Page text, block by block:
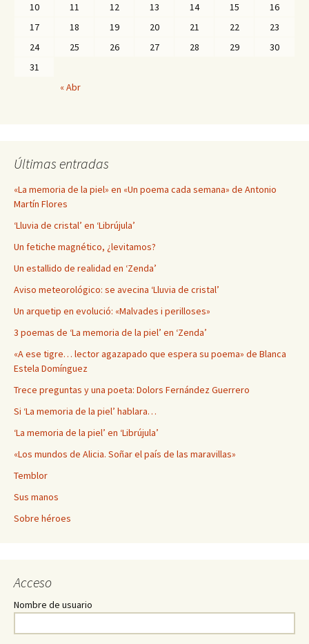
10
11 12 13 14 15
16
17
18 19 20 21 22
23
24
25 26 27 28 29
30
31
« Abr
Últimas entradas
«La memoria de la piel» en «Un poema cada semana» de Antonio
Martín Flores
‘Lluvia de cristal’ en ‘Librújula’
Un fetiche magnético, ¿levitamos?
Un estallido de realidad en ‘Zenda’
Aviso meteorológico: se avecina ‘Lluvia de cristal’
Un arquetip en evolució: «Malvades i perilloses»
3 poemas de ‘La memoria de la piel’ en ‘Zenda’
«A ese tigre… lector agazapado que espera su poema» de Blanca
Estela Domínguez
Trece preguntas y una poeta: Dolors Fernández Guerrero
Si ‘La memoria de la piel’ hablara…
‘La memoria de la piel’ en ‘Librújula’
«Los mundos de Alicia. Soñar el país de las maravillas»
Temblor
Sus manos
Sobre héroes
Acceso
Nombre de usuario